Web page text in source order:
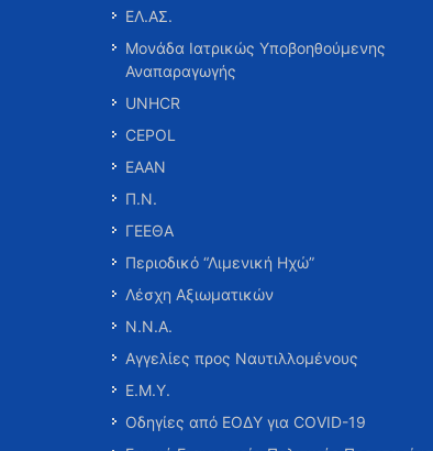
ΕΛ.ΑΣ.
Μονάδα Ιατρικώς Υποβοηθούμενης
Αναπαραγωγής
UNHCR
CEPOL
ΕΑΑΝ
Π.Ν.
ΓΕΕΘΑ
Περιοδικό “Λιμενική Ηχώ”
Λέσχη Αξιωματικών
Ν.Ν.Α.
Αγγελίες προς Ναυτιλλομένους
Ε.Μ.Υ.
Οδηγίες από ΕΟΔΥ για COVID-19